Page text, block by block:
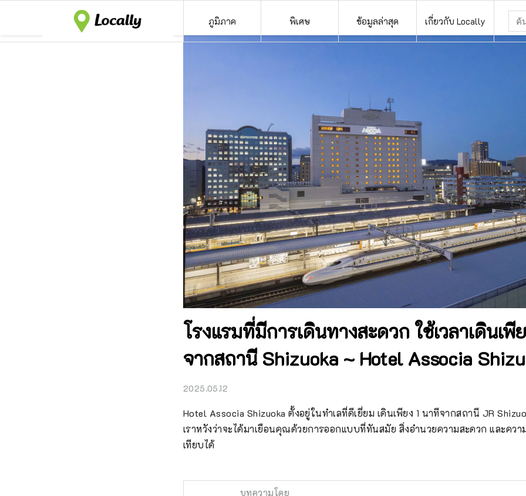
ภูมิภาค พิเศษ ข้อมูลล่าสุด เกี่ยวกับ Locally
โรงแรมที่มีการเดินทางสะดวก ใช้เวลาเดินเพี
จากสถานี Shizuoka ~ Hotel Associa
2025.05.12
Hotel Associa Shizuoka ตั้งอยู่ในทำเลที่ดีเยี่ยม เดินเพียง 1 นาทีจากสถานี JR
เราหวังว่าจะได้มาเยือนคุณด้วยการออกแบบที่ทันสมัย ​​สิ่งอำนวยความสะดวก และคว
เทียบได้
บทความโดย